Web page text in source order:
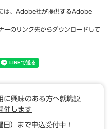
は、Adobe社が提供するAdobe
のリンク先からダウンロードして
に興味のある方へ就職説
催します
）まで申込受付中！